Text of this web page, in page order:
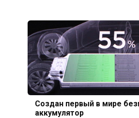
Создан первый в мире
аккумулятор